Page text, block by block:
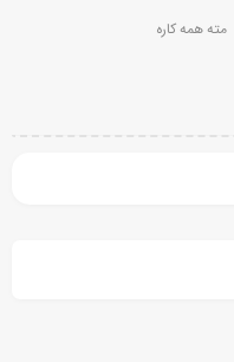
مته همه کاره